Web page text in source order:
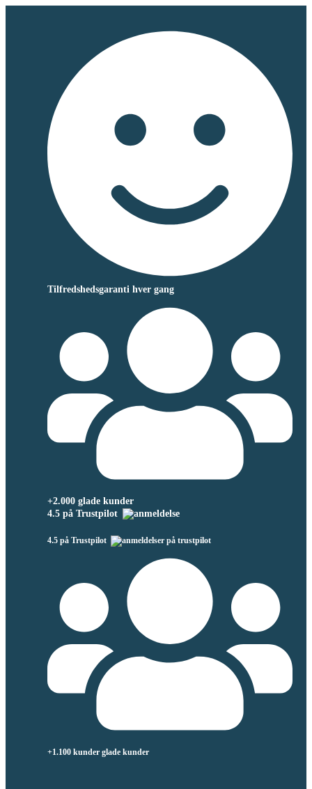
Tilfredshedsgaranti hver gang
+2.000 glade kunder
4.5 på Trustpilot
4.5 på Trustpilot
+1.100 kunder glade kunder